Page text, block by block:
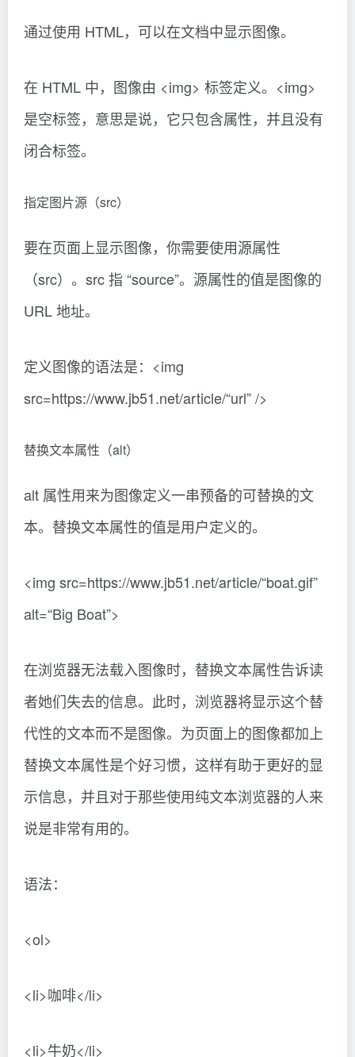
通过使用 HTML，可以在文档中显示图像。
在 HTML 中，图像由 <img> 标签定义。<img>
是空标签，意思是说，它只包含属性，并且没有
闭合标签。
指定图片源（src）
要在页面上显示图像，你需要使用源属性
（src）。src 指 “source”。源属性的值是图像的
URL 地址。
定义图像的语法是：<img
src=https://www.jb51.net/article/“url” />
替换文本属性（alt）
alt 属性用来为图像定义一串预备的可替换的文
本。替换文本属性的值是用户定义的。
<img src=https://www.jb51.net/article/“boat.gif”
alt=“Big Boat”>
在浏览器无法载入图像时，替换文本属性告诉读
者她们失去的信息。此时，浏览器将显示这个替
代性的文本而不是图像。为页面上的图像都加上
替换文本属性是个好习惯，这样有助于更好的显
示信息，并且对于那些使用纯文本浏览器的人来
说是非常有用的。
语法：
<ol>
<li>咖啡</li>
<li>牛奶</li>